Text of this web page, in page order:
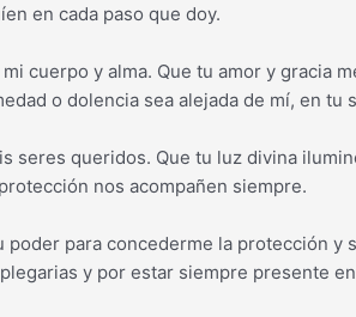
en cada paso que doy.
cuerpo y alma. Que tu amor y gracia
o dolencia sea alejada de mí, en tu
seres queridos. Que tu luz divina
nos acompañen siempre.
para concederme la protección y
y por estar siempre presente